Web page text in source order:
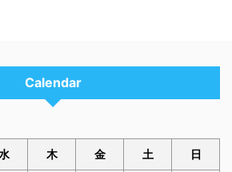
Calendar
木 金 土 日